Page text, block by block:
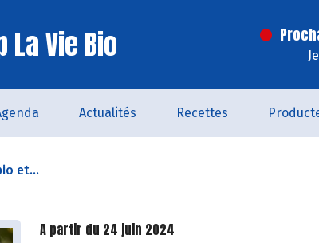
La Vie Bio
Actualités Recettes
et...
A partir du 24 juin 2024